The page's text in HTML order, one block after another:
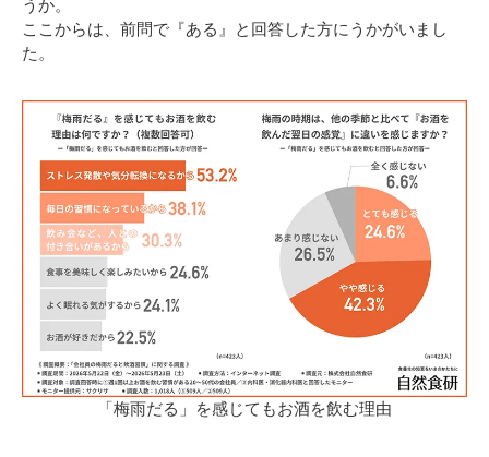
うか。
ここからは、前問で『ある』と回答した方にうかがいまし
た。
「梅雨だる」を感じてもお酒を飲む理由